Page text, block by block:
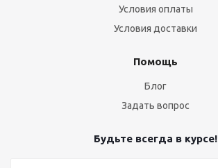
Условия оплаты
Условия доставки
Помощь
Блог
Задать вопрос
Будьте всегда в курсе!